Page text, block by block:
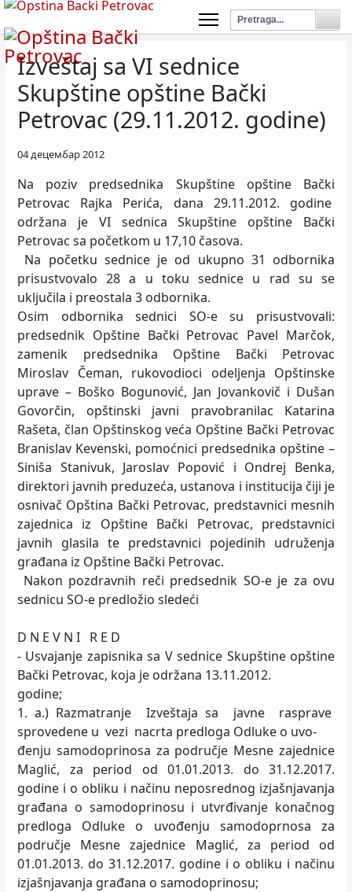
Izveštaj sa VI sednice
Skupštine opštine Bački
Petrovac (29.11.2012. godine)
04 децембар 2012
Na poziv predsednika Skupštine opštine Bački
Petrovac Rajka Perića, dana 29.11.2012. godine
održana je VI sednica Skupštine opštine Bački
Petrovac sa početkom u 17,10 časova.
Na početku sednice je od ukupno 31 odbornika
prisustvovalо 28 a u toku sednice u rad su se
uključila i preostala 3 odbornika.
Osim odbornika sednici SO-e su prisustvovali:
predsednik Opštine Bački Petrovac Pavel Marčok,
zamenik predsednika Opštine Bački Petrovac
Miroslav Čeman, rukovodioci odeljenja Opštinske
uprave – Boško Bogunović, Jan Jovankovič i Dušan
Govorčin, opštinski javni pravobranilac Katarina
Rašeta, član Opštinskog veća Opštine Bački Petrovac
Branislav Kevenski, pomoćnici predsednika opštine –
Siniša Stanivuk, Jaroslav Popović i Ondrej Benka,
direktori javnih preduzeća, ustanova i institucija čiji je
osnivač Opština Bački Petrovac, predstavnici mesnih
zajednica iz Opštine Bački Petrovac, predstavnici
javnih glasila te predstavnici pojedinih udruženja
građana iz Opštine Bački Petrovac.
Nakon pozdravnih reči predsednik SO-e je za ovu
sednicu SO-e predložio sledeći
D N E V N I R E D
- Usvajanje zapisnika sa V sednice Skupštine opštine
Bački Petrovac, koja je održana 13.11.2012.
godine;
1. a.) Razmatranje Izveštaja sa javne rasprave
sprovedene u vezi nacrta predloga Odluke o uvo-
đenju samodoprinosa za područje Mesne zajednice
Maglić, za period od 01.01.2013. do 31.12.2017.
godine i o obliku i načinu neposrednog izjašnjavanja
građana o samodoprinosu i utvrđivanje konačnog
predloga Odluke o uvođenju samodoprnosa za
područje Mesne zajednice Maglić, za period od
01.01.2013. do 31.12.2017. godine i o obliku i načinu
izjašnjavanja građana o samodoprinosu;